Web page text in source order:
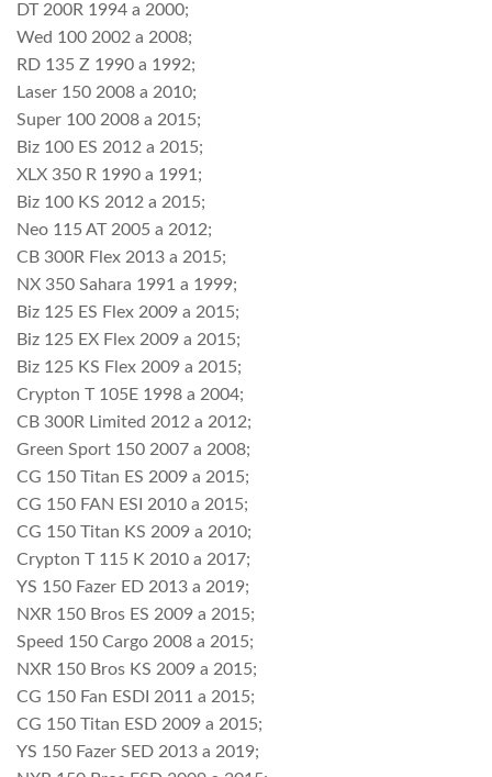
DT 200R 1994 a 2000;
Wed 100 2002 a 2008;
RD 135 Z 1990 a 1992;
Laser 150 2008 a 2010;
Super 100 2008 a 2015;
Biz 100 ES 2012 a 2015;
XLX 350 R 1990 a 1991;
Biz 100 KS 2012 a 2015;
Neo 115 AT 2005 a 2012;
CB 300R Flex 2013 a 2015;
NX 350 Sahara 1991 a 1999;
Biz 125 ES Flex 2009 a 2015;
Biz 125 EX Flex 2009 a 2015;
Biz 125 KS Flex 2009 a 2015;
Crypton T 105E 1998 a 2004;
CB 300R Limited 2012 a 2012;
Green Sport 150 2007 a 2008;
CG 150 Titan ES 2009 a 2015;
CG 150 FAN ESI 2010 a 2015;
CG 150 Titan KS 2009 a 2010;
Crypton T 115 K 2010 a 2017;
YS 150 Fazer ED 2013 a 2019;
NXR 150 Bros ES 2009 a 2015;
Speed 150 Cargo 2008 a 2015;
NXR 150 Bros KS 2009 a 2015;
CG 150 Fan ESDI 2011 a 2015;
CG 150 Titan ESD 2009 a 2015;
YS 150 Fazer SED 2013 a 2019;